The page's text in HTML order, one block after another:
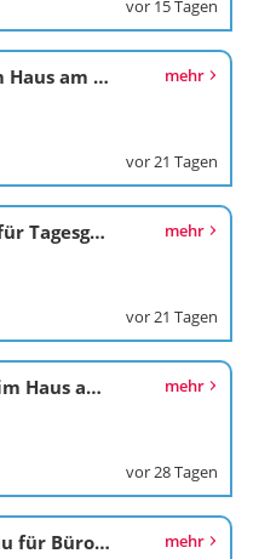
vor 15 Tagen
Pflegefachkraft (m/w/d) im Haus am Zehnthof mehr
vor 21 Tagen
Fahrdienstkräfte (m/w/d) für Tagesgäste im Pflegezentrum mehr
vor 21 Tagen
Fahrdienstkräfte (m/w/d) im Haus am Sommerrain mehr
vor 28 Tagen
Ausbildung Kaufmann/-frau für Büromanagement (m/w/d) ab 01.09.2027 mehr